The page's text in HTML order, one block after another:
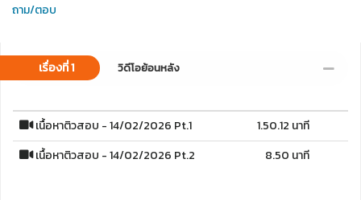
ถาม/ตอบ
เรื่องที่ 1 วิดีโอย้อนหลัง
เนื้อหาติวสอบ - 14/02/2026 Pt.1
1.50.12 นาที
เนื้อหาติวสอบ - 14/02/2026 Pt.2
8.50 นาที